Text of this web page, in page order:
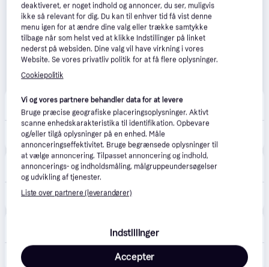
Proshop.dk 4.8(1286)
39 kr. fragt,1 dag
Jakks Minecraft Replika Diamantøkse
Eller 3 betalinger af 43 kr.
Kids-world.dk
Fri fragt ,1-2 dage
1-2 dage
Minecraft hakke 40 cm - Plastik Diamant pickaxe.
deaktiveret, er noget indhold og annoncer, du ser, muligvis
ikke så relevant for dig. Du kan til enhver tid få vist denne
menu igen for at ændre dine valg eller trække samtykke
tilbage når som helst ved at klikke Indstillinger på linket
nederst på websiden. Dine valg vil have virkning i vores
Website. Se vores privatliv politik for at få flere oplysninger.
Cookiepolitik
Vi og vores partnere behandler data for at levere
Bruge præcise geografiske placeringsoplysninger. Aktivt
scanne enhedskarakteristika til identifikation. Opbevare
og/eller tilgå oplysninger på en enhed. Måle
annonceringseffektivitet. Bruge begrænsede oplysninger til
at vælge annoncering. Tilpasset annoncering og indhold,
annoncerings- og indholdsmåling, målgruppeundersøgelser
og udvikling af tjenester.
Liste over partnere (leverandører)
Indstillinger
Accepter